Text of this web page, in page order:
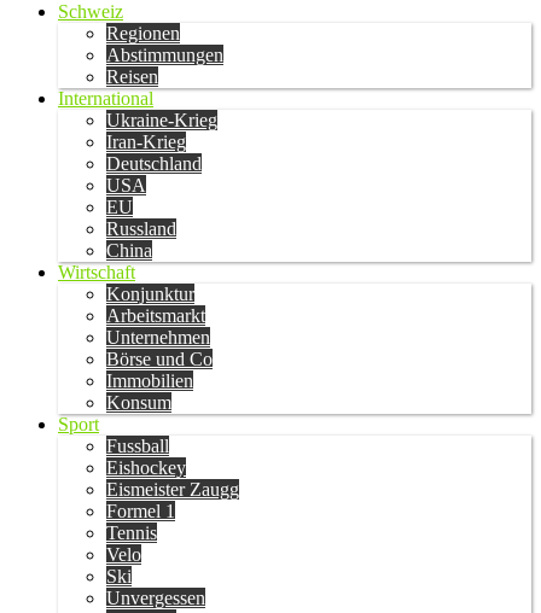
Schweiz
Regionen
Abstimmungen
Reisen
International
Ukraine-Krieg
Iran-Krieg
Deutschland
USA
EU
Russland
China
Wirtschaft
Konjunktur
Arbeitsmarkt
Unternehmen
Börse und Co
Immobilien
Konsum
Sport
Fussball
Eishockey
Eismeister Zaugg
Formel 1
Tennis
Velo
Ski
Unvergessen